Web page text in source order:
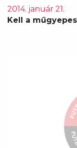
2014. január 21.
Kell a